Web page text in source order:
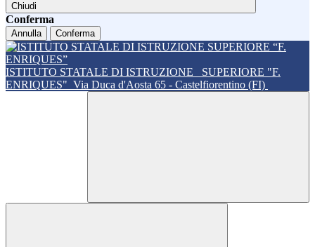
Chiudi
Conferma
Annulla Conferma
ISTITUTO STATALE DI ISTRUZIONE
SUPERIORE "F.
ENRIQUES" Via Duca d'Aosta 65 - Castelfiorentino (FI)